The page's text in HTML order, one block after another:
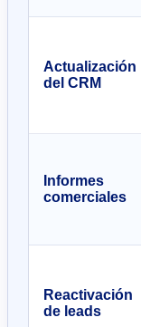
Actualización
del CRM
Informes
comerciales
Reactivación
de leads